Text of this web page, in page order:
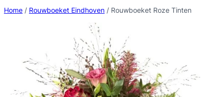
Home / Rouwboeket Eindhoven / Rouwboeket Roze Tinten